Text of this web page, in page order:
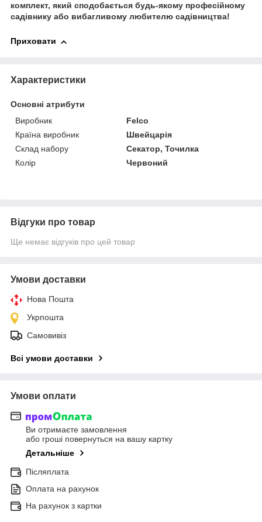
комплект, який сподобається будь-якому професійному
садівнику або вибагливому любителю садівництва!
Приховати
Характеристики
Основні атрибути
Виробник
Felco
Країна виробник
Швейцарія
Склад набору
Секатор, Точилка
Колір
Червоний
Відгуки про товар
Ще немає відгуків про цей товар
Умови доставки
Нова Пошта
Укрпошта
Самовивіз
Всі умови доставки
Умови оплати
Ви отримаєте замовлення
або гроші повернуться на вашу картку
Детальніше
Післяплата
Оплата на рахунок
На рахунок з картки